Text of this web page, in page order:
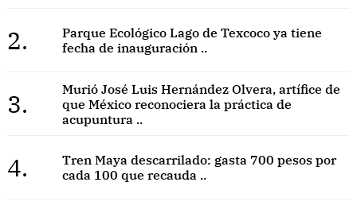
2.
Parque Ecológico Lago de Texcoco ya tiene
fecha de inauguración ..
3.
Murió José Luis Hernández Olvera, artífice de
que México reconociera la práctica de
acupuntura ..
4.
Tren Maya descarrilado: gasta 700 pesos por
cada 100 que recauda ..